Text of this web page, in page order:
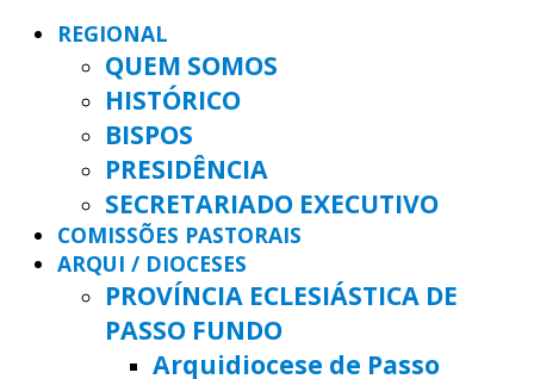
REGIONAL
QUEM SOMOS
HISTÓRICO
BISPOS
PRESIDÊNCIA
SECRETARIADO EXECUTIVO
COMISSÕES PASTORAIS
ARQUI / DIOCESES
PROVÍNCIA ECLESIÁSTICA DE
PASSO FUNDO
Arquidiocese de Passo